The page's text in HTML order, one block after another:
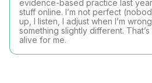
evidence-based practice last
stuff online. I’m not perfect
up, I listen, I adjust when I’m
something slightly different.
alive for me.